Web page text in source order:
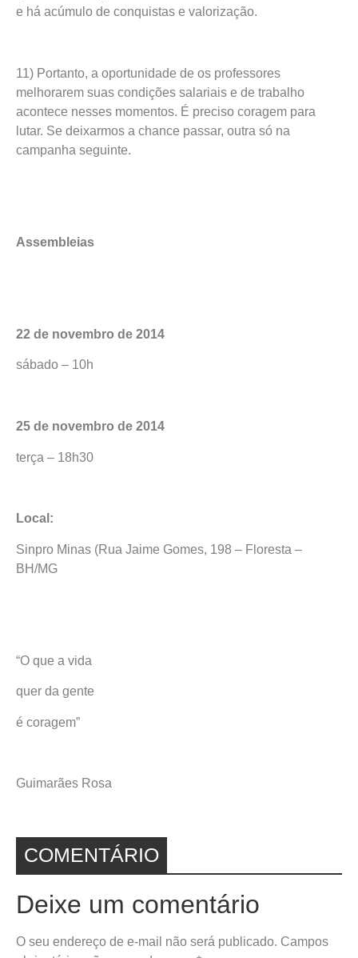
e há acúmulo de conquistas e valorização.
11) Portanto, a oportunidade de os professores
melhorarem suas condições salariais e de trabalho
acontece nesses momentos. É preciso coragem para
lutar. Se deixarmos a chance passar, outra só na
campanha seguinte.
Assembleias
22 de novembro de 2014
sábado – 10h
25 de novembro de 2014
terça – 18h30
Local:
Sinpro Minas (Rua Jaime Gomes, 198 – Floresta –
BH/MG
“O que a vida
quer da gente
é coragem”
Guimarães Rosa
COMENTÁRIO
Deixe um comentário
O seu endereço de e-mail não será publicado. Campos